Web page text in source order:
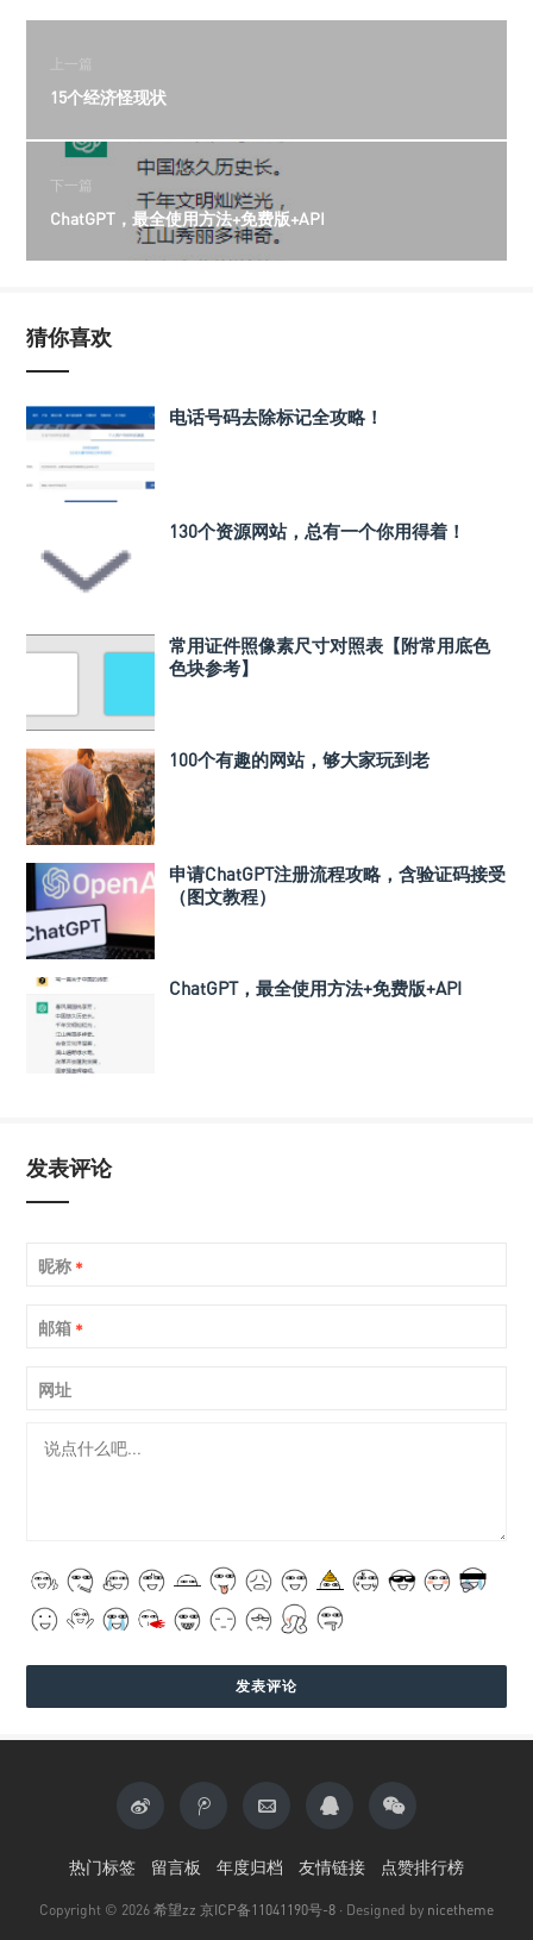
上一篇
15个经济怪现状
下一篇
ChatGPT，最全使用方法+免费版+API
猜你喜欢
电话号码去除标记全攻略！
130个资源网站，总有一个你用得着！
常用证件照像素尺寸对照表【附常用底色
色块参考】
100个有趣的网站，够大家玩到老
申请ChatGPT注册流程攻略，含验证码接受
（图文教程）
ChatGPT，最全使用方法+免费版+API
发表评论
昵称 *
邮箱 *
网址
热门标签 留言板 年度归档 友情链接 点赞排行榜
Copyright © 2026 希望zz 京ICP备11041190号-8 · Designed by nicetheme